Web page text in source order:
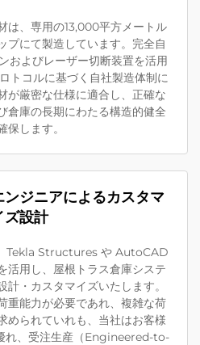
は、専用の13,000平方メートル
プにて製造しています。完全自
およびレーザー切断装置を活用
トコルに基づく自社製造体制に
が厳密な仕様に適合し、正確な
倉庫の長期にわたる構造的健全
保します。
ジニアによるカスタマ
ズ設計
Tekla Structures や AutoCAD
活用し、屋根トラス倉庫システ
・カスタマイズいたします。
重能力が必要であれ、複雑な荷
められていれも、当社はお客様
れ、受注生産（Engineered-to-